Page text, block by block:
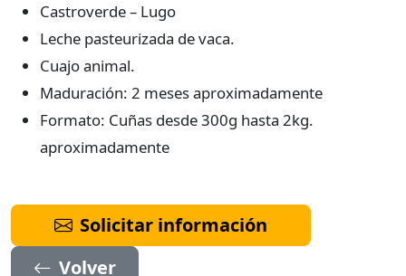
Castroverde – Lugo
Leche pasteurizada de vaca.
Cuajo animal.
Maduración: 2 meses aproximadamente
Formato: Cuñas desde 300g hasta 2kg.
aproximadamente
Solicitar información
Volver